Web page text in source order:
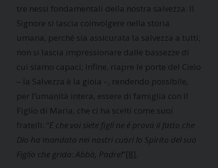
tre nessi fondamentali della nostra salvezza. Il
Signore si lascia coinvolgere nella storia
umana, perché sia assicurata la salvezza a tutti;
non si lascia impressionare dalle bassezze di
cui siamo capaci; infine, riapre le porte del Cielo
– la Salvezza è la gioia –, rendendo possibile,
per l’umanità intera, essere di famiglia con il
Figlio di Maria, che ci ha scelti come suoi
fratelli: “E che voi siete figli ne è prova il fatto che
Dio ha mandato nei nostri cuori lo Spirito del suo
Figlio che grida: Abbà, Padre!”[8].